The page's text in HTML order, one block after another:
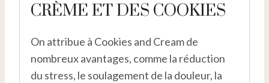
CRÈME ET DES COOKIES
On attribue à Cookies and Cream de
nombreux avantages, comme la réduction
du stress, le soulagement de la douleur, la